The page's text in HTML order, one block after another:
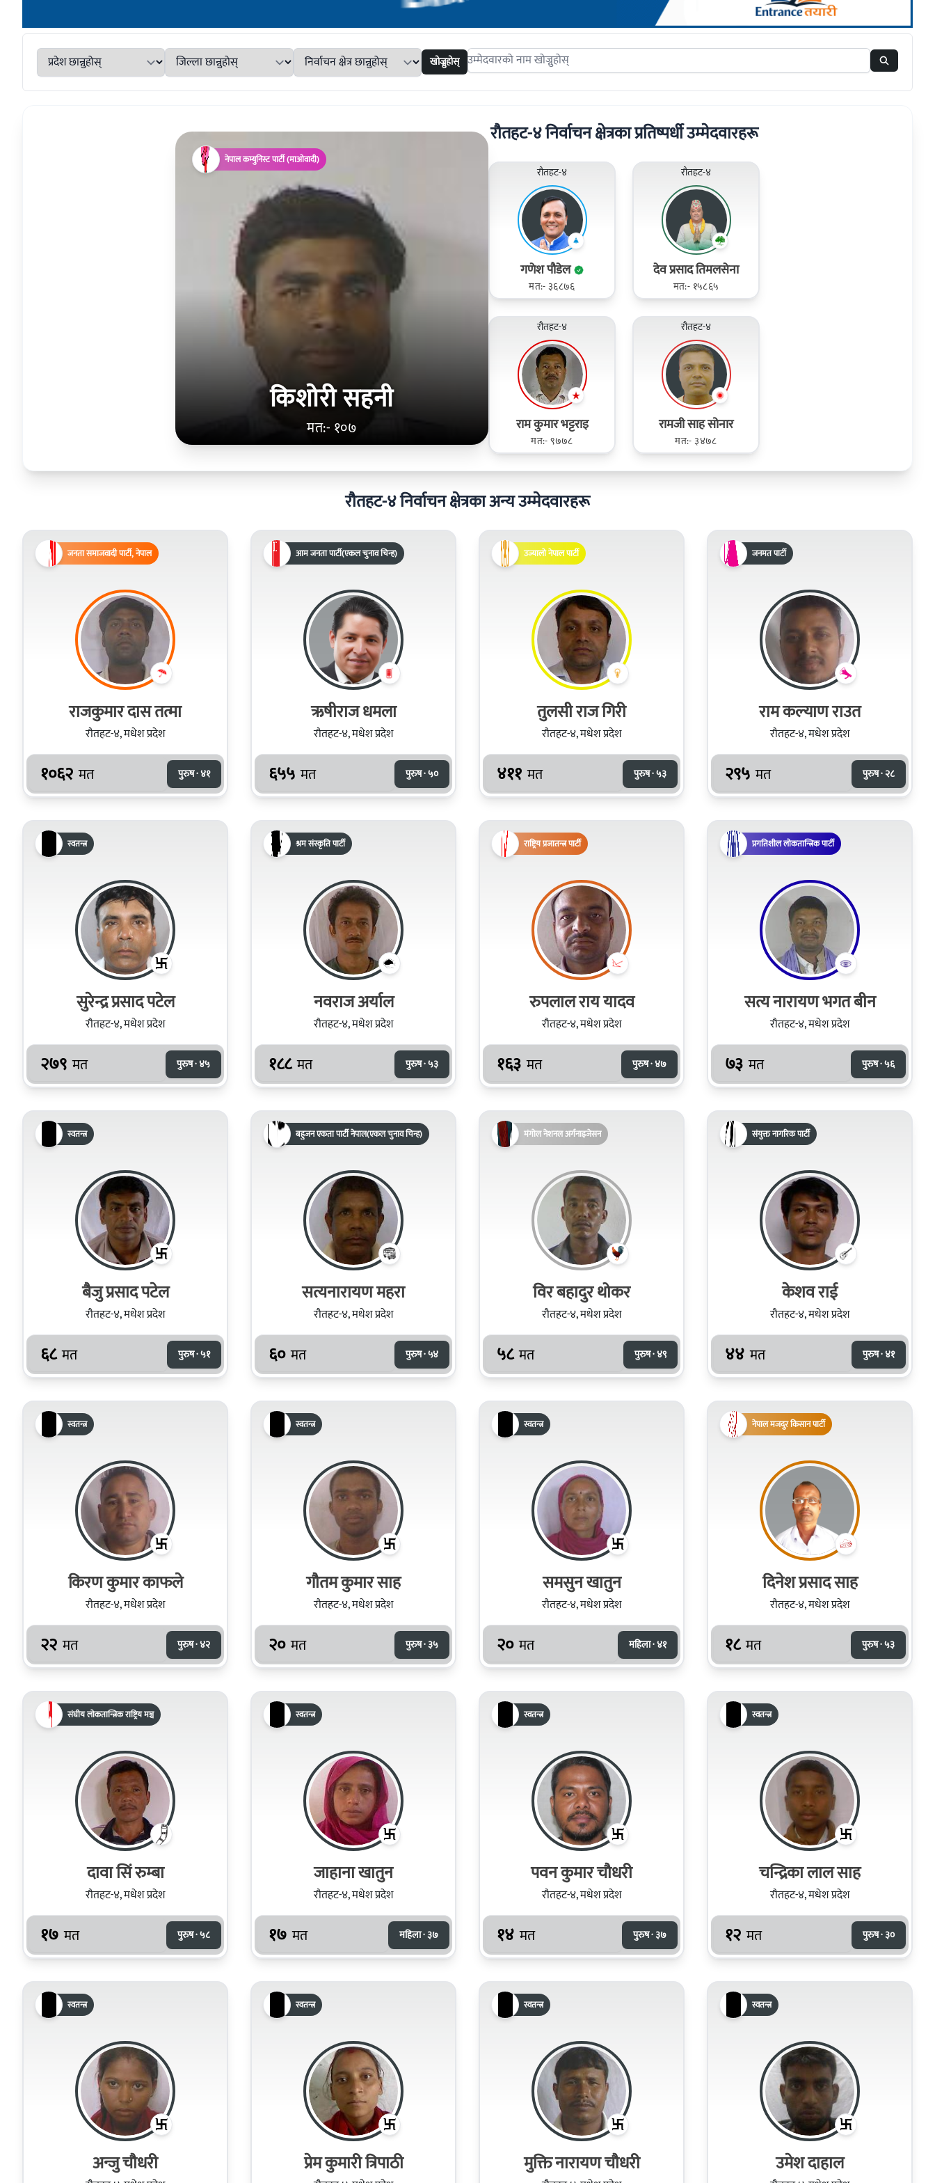
खोज्नुहोस् Search candidates
किशोरी सहनी
मत:- १०७
नेपाल कम्युनिस्ट पार्टी (माओवादी)
रौतहट-४ निर्वाचन क्षेत्रका प्रतिष्पर्धी उम्मेदवारहरू
रौतहट-४
गणेश पौडेल
मत:- ३६८७६
रौतहट-४
देव प्रसाद तिमलसेना
मत:- १५८६५
रौतहट-४
राम कुमार भट्टराइ
मत:- ९७७८
रौतहट-४
रामजी साह सोनार
मत:- ३४७८
रौतहट-४ निर्वाचन क्षेत्रका अन्य उम्मेदवारहरू
जनता समाजवादी पार्टी, नेपाल
रा‌जकुमार दास तत्मा
रौतहट-४, मधेश प्रदेश
१०६२ मत पुरुष · ४१
आम जनता पार्टी(एकल चुनाव चिन्ह)
ऋषीराज धमला
रौतहट-४, मधेश प्रदेश
६५५ मत पुरुष · ५०
उज्यालो नेपाल पार्टी
तुलसी राज गिरी
रौतहट-४, मधेश प्रदेश
४११ मत पुरुष · ५३
जनमत पार्टी
राम कल्याण राउत
रौतहट-४, मधेश प्रदेश
२९५ मत पुरुष · २८
स्वतन्त्र
सुरेन्द्र प्रसाद पटेल
रौतहट-४, मधेश प्रदेश
२७९ मत पुरुष · ४५
श्रम संस्कृति पार्टी
नवराज अर्याल
रौतहट-४, मधेश प्रदेश
१८८ मत पुरुष · ५३
राष्ट्रिय प्रजातन्त्र पार्टी
रुपलाल राय यादव
रौतहट-४, मधेश प्रदेश
१६३ मत पुरुष · ४७
प्रगतिशील लोकतान्त्रिक पार्टी
सत्य नारायण भगत बीन
रौतहट-४, मधेश प्रदेश
७३ मत पुरुष · ५६
स्वतन्त्र
बैजु प्रसाद पटेल
रौतहट-४, मधेश प्रदेश
६८ मत पुरुष · ५१
बहुजन एकता पार्टी नेपाल(एकल चुनाव चिन्ह)
सत्यनारायण महरा
रौतहट-४, मधेश प्रदेश
६० मत पुरुष · ५४
मंगोल नेशनल अर्गनाइजेसन
विर बहादुर थोकर
रौतहट-४, मधेश प्रदेश
५८ मत पुरुष · ४९
संयुक्त नागरिक पार्टी
केशव राई
रौतहट-४, मधेश प्रदेश
४४ मत पुरुष · ४१
स्वतन्त्र
किरण कुमार काफले
रौतहट-४, मधेश प्रदेश
२२ मत पुरुष · ४२
स्वतन्त्र
गौतम कुमार साह
रौतहट-४, मधेश प्रदेश
२० मत पुरुष · ३५
स्वतन्त्र
समसुन खातुन
रौतहट-४, मधेश प्रदेश
२० मत महिला · ४१
नेपाल मजदुर किसान पार्टी
दिनेश प्रसाद साह
रौतहट-४, मधेश प्रदेश
१८ मत पुरुष · ५३
संघीय लोकतान्त्रिक राष्ट्रिय मञ्च
दावा सिं रुम्बा
रौतहट-४, मधेश प्रदेश
१७ मत पुरुष · ५८
स्वतन्त्र
जाहाना खातुन
रौतहट-४, मधेश प्रदेश
१७ मत महिला · ३७
स्वतन्त्र
पवन कुमार चौधरी
रौतहट-४, मधेश प्रदेश
१४ मत पुरुष · ३७
स्वतन्त्र
चन्द्रिका लाल साह
रौतहट-४, मधेश प्रदेश
१२ मत पुरुष · ३०
स्वतन्त्र
अन्जु चौधरी
स्वतन्त्र
प्रेम कुमारी त्रिपाठी
स्वतन्त्र
मुक्ति नारायण चौधरी
स्वतन्त्र
उमेश दाहाल